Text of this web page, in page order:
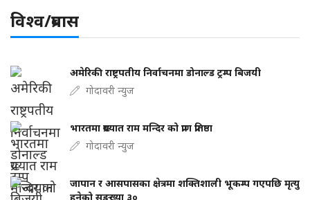
विश्व/प्रबास
अमेरिकी राष्ट्रपतीय निर्वाचनमा डोनाल्ड ट्रम्प बिजयी
गोदावरी न्युज
भारतमा प्रख्यात राम मन्दिर को प्राण प्रतिष्ठा
गोदावरी न्युज
जापान र आसपासका क्षेत्रमा शक्तिशाली भूकम्प गएपछि मृत्यु
हुनेको सङ्ख्या ३०